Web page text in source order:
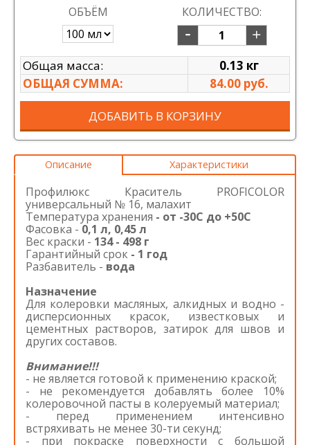
ОБЪЁМ КОЛИЧЕСТВО:
Общая масса:
0.13 кг
ОБЩАЯ СУММА:
84.00 руб.
ДОБАВИТЬ В КОРЗИНУ
Описание Характеристики
Профилюкс Краситель PROFICOLOR
универсальный № 16, малахит
Температура хранения - от -30С до +50С
Фасовка - 0,1 л, 0,45 л
Вес краски - 134 - 498 г
Гарантийный срок - 1 год
Разбавитель - вода
Назначение
Для колеровки масляных, алкидных и водно -
дисперсионных красок, известковых и
цементных растворов, затирок для швов и
других составов.
Внимание!!!
- не является готовой к применению краской;
- не рекомендуется добавлять более 10%
колеровочной пасты в колеруемый материал;
- перед применением интенсивно
встряхивать не менее 30-ти секунд;
- при покраске поверхности с большой